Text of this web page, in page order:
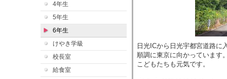
4年生
5年生
6年生
けやき学級
校長室
給食室
日光ICから日光宇都宮道路に
順調に東京に向かっています
こどもたちも元気です。